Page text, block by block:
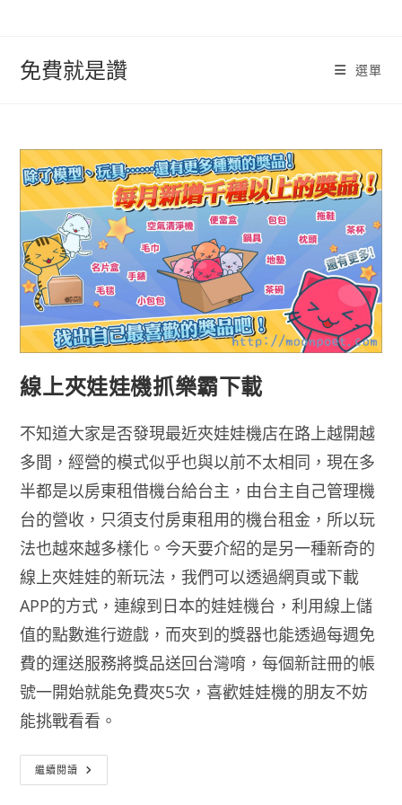
免費就是讚 選單
線上夾娃娃機抓樂霸下載
不知道大家是否發現最近夾娃娃機店在路上越開越
多間，經營的模式似乎也與以前不太相同，現在多
半都是以房東租借機台給台主，由台主自己管理機
台的營收，只須支付房東租用的機台租金，所以玩
法也越來越多樣化。今天要介紹的是另一種新奇的
線上夾娃娃的新玩法，我們可以透過網頁或下載
APP的方式，連線到日本的娃娃機台，利用線上儲
值的點數進行遊戲，而夾到的獎器也能透過每週免
費的運送服務將獎品送回台灣唷，每個新註冊的帳
號一開始就能免費夾5次，喜歡娃娃機的朋友不妨
能挑戰看看。
繼續閱讀 線
上